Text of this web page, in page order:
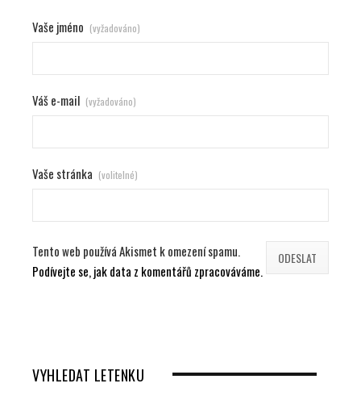
Vaše jméno (vyžadováno)
Váš e-mail (vyžadováno)
Vaše stránka (volitelné)
Tento web používá Akismet k omezení spamu.
Podívejte se, jak data z komentářů zpracováváme.
VYHLEDAT LETENKU